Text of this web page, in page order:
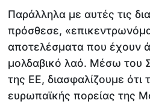
Παράλληλα με αυτές τις
πρόσθεσε,
αποτελέσματα που έχουν
μολδαβικό λαό. Μέσω του
της ΕΕ, διασφαλίζουμε ότι
ευρωπαϊκής πορείας της